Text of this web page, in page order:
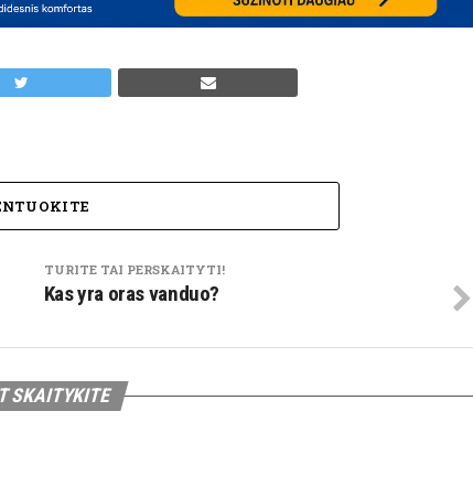
TURITE TAI PERSKAITYTI!
Kas yra oras vanduo?
SKAITYKITE